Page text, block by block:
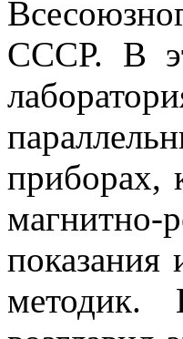
СССР. В
приборах,
магнитно-
показания